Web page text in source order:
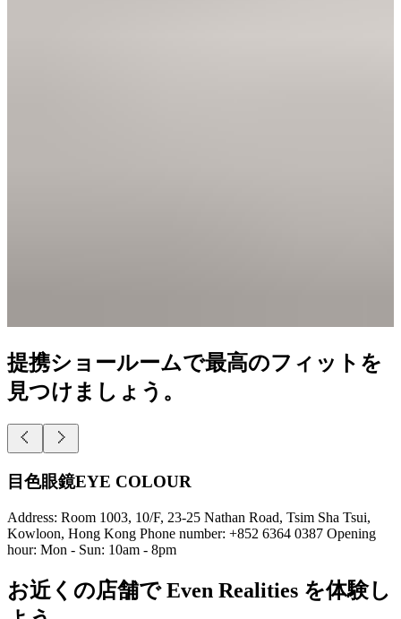
提携ショールームで最高のフィットを
見つけましょう。
目色眼鏡EYE COLOUR
Address: Room 1003, 10/F, 23-25 Nathan Road, Tsim Sha Tsui,
Kowloon, Hong Kong Phone number: +852 6364 0387 Opening
hour: Mon - Sun: 10am - 8pm
お近くの店舗で Even Realities を体験し